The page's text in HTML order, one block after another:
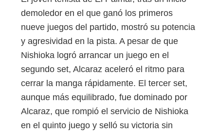
demoledor en el que ganó los primeros
nueve juegos del partido, mostró su potencia
y agresividad en la pista. A pesar de que
Nishioka logró arrancar un juego en el
segundo set, Alcaraz aceleró el ritmo para
cerrar la manga rápidamente. El tercer set,
aunque más equilibrado, fue dominado por
Alcaraz, que rompió el servicio de Nishioka
en el quinto juego y selló su victoria sin